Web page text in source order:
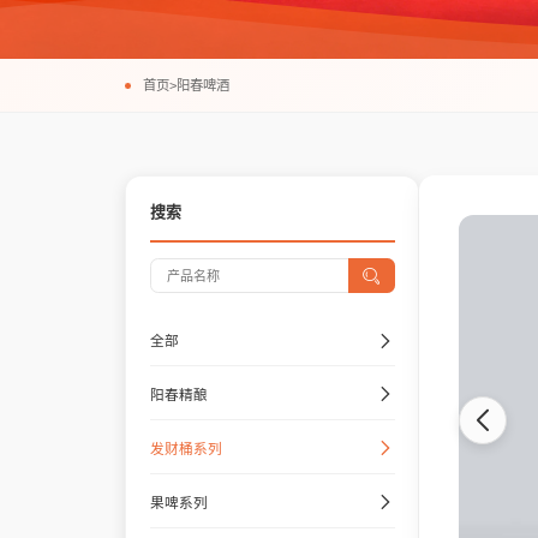
首页>阳春啤酒
搜索
全部
阳春精酿
发财桶系列
果啤系列